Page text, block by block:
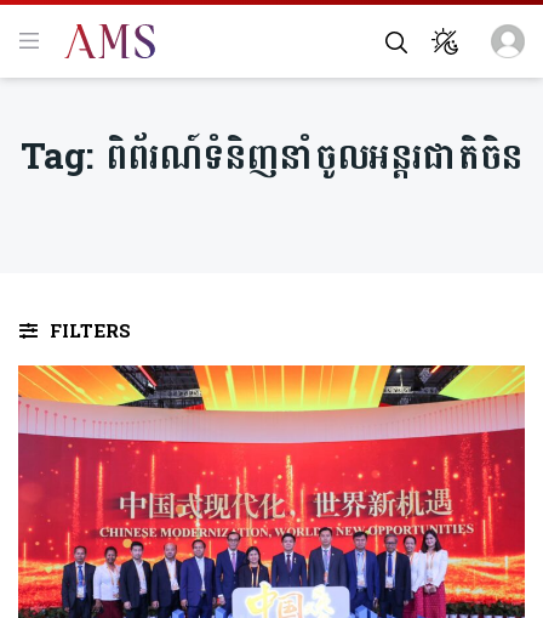
Tag: ពិព័រណ៍ទំនិញនាំចូលអន្តរជាតិចិន
FILTERS